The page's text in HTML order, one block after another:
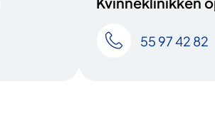
55 97 42 82